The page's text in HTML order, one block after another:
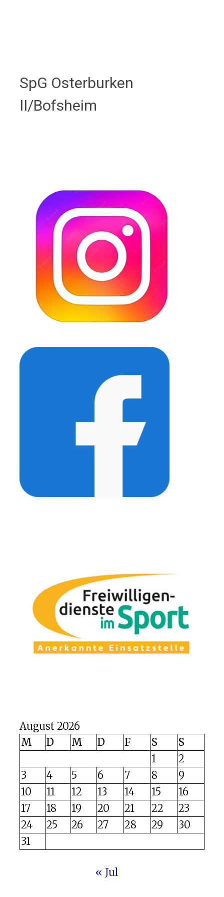
SpG Osterburken
II/Bofsheim
August 2026
M
D M D F S
S
1
2
3
4 5 6 7 8
9
10
11 12 13 14 15
16
17
18 19 20 21 22
23
24
25 26 27 28 29
30
31
« Jul